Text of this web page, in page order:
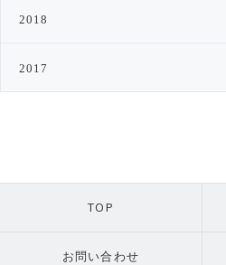
2018
2017
TOP
お問い合わせ